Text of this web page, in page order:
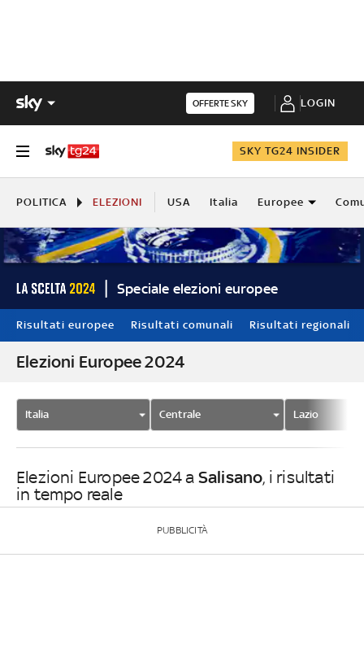
OFFERTE SKY LOGIN
SKY TG24 INSIDER
POLITICA ELEZIONI USA Italia Europee
Speciale elezioni europee
Risultati europee Risultati comunali Risultati regionali
Elezioni Europee 2024
Italia Centrale Lazio
Elezioni Europee 2024 a Salisano, i risultati
in tempo reale
PUBBLICITÀ